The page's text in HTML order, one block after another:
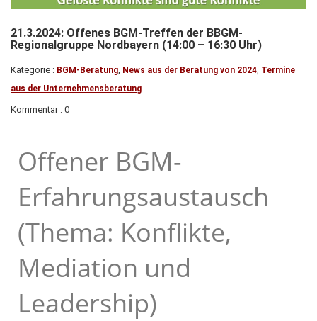
21.3.2024: Offenes BGM-Treffen der BBGM-
Regionalgruppe Nordbayern (14:00 – 16:30 Uhr)
Kategorie : BGM-Beratung, News aus der Beratung von 2024, Termine
aus der Unternehmensberatung
Kommentar : 0
Offener BGM-
Erfahrungsaustausch
(Thema: Konflikte,
Mediation und
Leadership)